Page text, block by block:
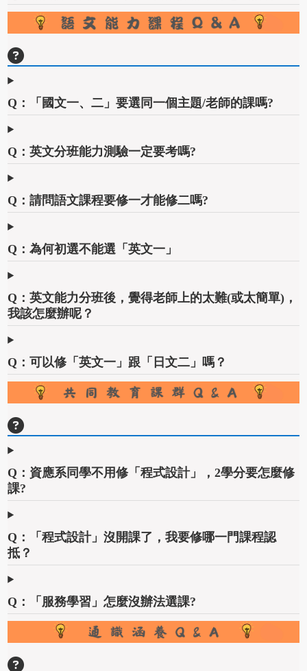
Q：「國文一、二」要選同一個主題/老師的課嗎?
Q：英文分班能力測驗一定要考嗎?
Q：請問語文課程要修一才能修二嗎?
Q：為何初選不能選「英文一」
Q：英文能力分班後，覺得老師上的太難(或太簡單)，
我該怎麼辦呢？
Q：可以修「英文一」跟「日文二」嗎？
Q：資應系同學不用修「程式設計」，2學分要怎麼修
課?
Q：「程式設計」沒開課了，我要修哪一門課程認
抵？
Q：「服務學習」怎麼沒辦法選課?